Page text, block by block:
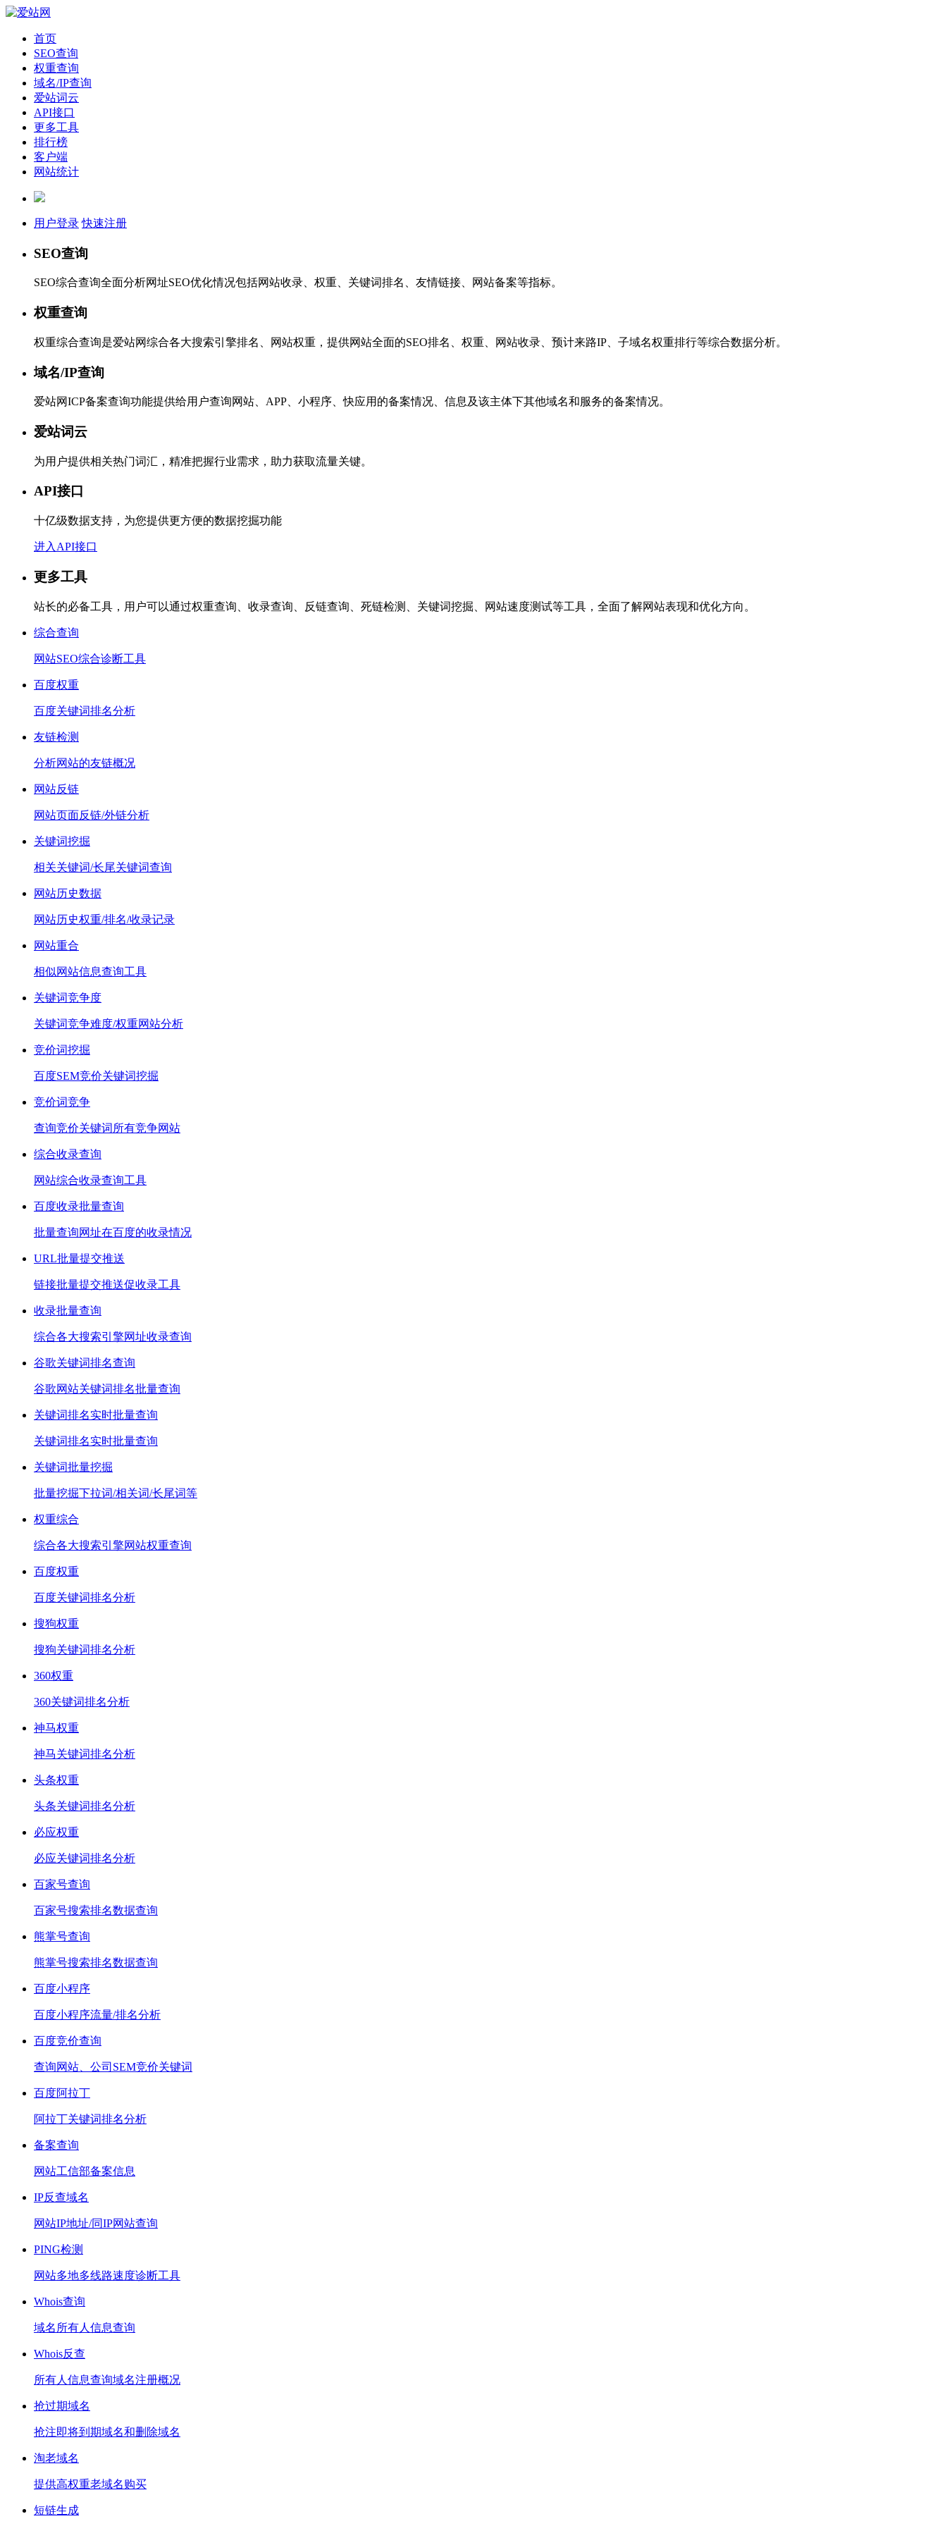
首页
SEO查询
权重查询
域名/IP查询
爱站词云
API接口
更多工具
排行榜
客户端
网站统计
用户登录 快速注册
SEO查询
SEO综合查询全面分析网址SEO优化情况包括网站收录、权重、关键词排名、友情链接、网站备案等指标。
权重查询
权重综合查询是爱站网综合各大搜索引擎排名、网站权重，提供网站全面的SEO排名、权重、网站收录、预计来路IP、子域名权重排行等综合数据分析。
域名/IP查询
爱站网ICP备案查询功能提供给用户查询网站、APP、小程序、快应用的备案情况、信息及该主体下其他域名和服务的备案情况。
爱站词云
为用户提供相关热门词汇，精准把握行业需求，助力获取流量关键。
API接口
十亿级数据支持，为您提供更方便的数据挖掘功能
进入API接口
更多工具
站长的必备工具，用户可以通过权重查询、收录查询、反链查询、死链检测、关键词挖掘、网站速度测试等工具，全面了解网站表现和优化方向。
综合查询
网站SEO综合诊断工具
百度权重
百度关键词排名分析
友链检测
分析网站的友链概况
网站反链
网站页面反链/外链分析
关键词挖掘
相关关键词/长尾关键词查询
网站历史数据
网站历史权重/排名/收录记录
网站重合
相似网站信息查询工具
关键词竞争度
关键词竞争难度/权重网站分析
竞价词挖掘
百度SEM竞价关键词挖掘
竞价词竞争
查询竞价关键词所有竞争网站
综合收录查询
网站综合收录查询工具
百度收录批量查询
批量查询网址在百度的收录情况
URL批量提交推送
链接批量提交推送促收录工具
收录批量查询
综合各大搜索引擎网址收录查询
谷歌关键词排名查询
谷歌网站关键词排名批量查询
关键词排名实时批量查询
关键词排名实时批量查询
关键词批量挖掘
批量挖掘下拉词/相关词/长尾词等
权重综合
综合各大搜索引擎网站权重查询
百度权重
百度关键词排名分析
搜狗权重
搜狗关键词排名分析
360权重
360关键词排名分析
神马权重
神马关键词排名分析
头条权重
头条关键词排名分析
必应权重
必应关键词排名分析
百家号查询
百家号搜索排名数据查询
熊掌号查询
熊掌号搜索排名数据查询
百度小程序
百度小程序流量/排名分析
百度竞价查询
查询网站、公司SEM竞价关键词
百度阿拉丁
阿拉丁关键词排名分析
备案查询
网站工信部备案信息
IP反查域名
网站IP地址/同IP网站查询
PING检测
网站多地多线路速度诊断工具
Whois查询
域名所有人信息查询
Whois反查
所有人信息查询域名注册概况
抢过期域名
抢注即将到期域名和删除域名
淘老域名
提供高权重老域名购买
短链生成